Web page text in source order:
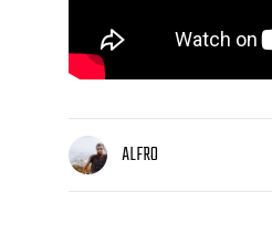
ALFRO